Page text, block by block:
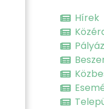
Hírek